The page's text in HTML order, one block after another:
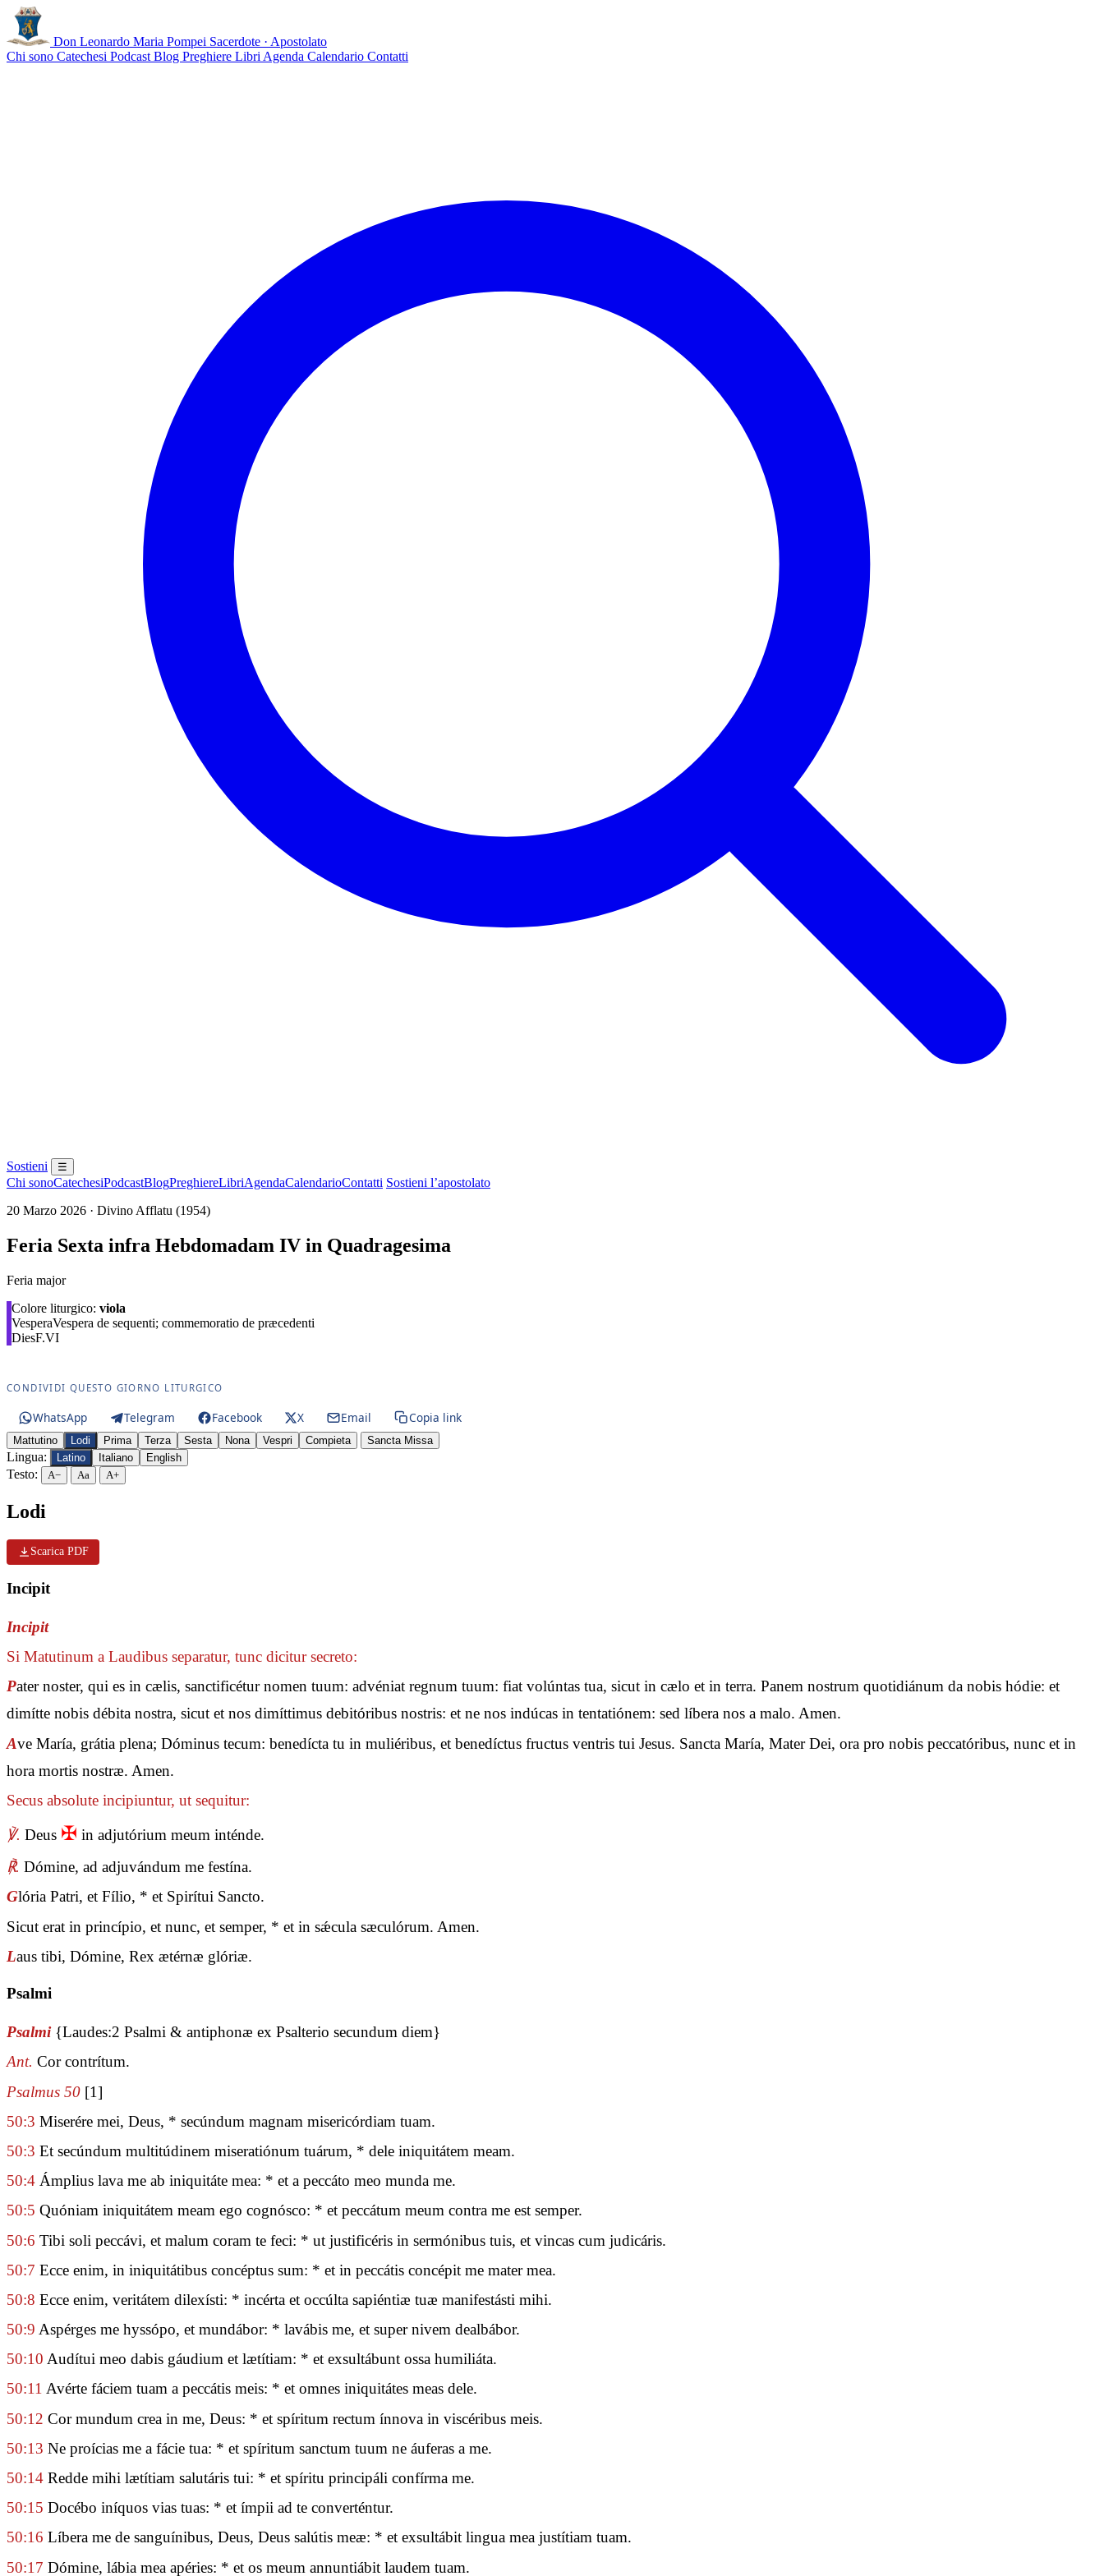
Don Leonardo Maria Pompei Sacerdote · Apostolato
Chi sono Catechesi Podcast Blog Preghiere Libri Agenda Calendario Contatti
Sostieni ☰
Chi sonoCatechesiPodcastBlogPreghiereLibriAgendaCalendarioContatti Sostieni l’apostolato
20 Marzo 2026 · Divino Afflatu (1954)
Feria Sexta infra Hebdomadam IV in Quadragesima
Feria major
Colore liturgico: viola
VesperaVespera de sequenti; commemoratio de præcedenti
DiesF.VI
CONDIVIDI QUESTO GIORNO LITURGICO
WhatsApp Telegram Facebook X Email Copia link
Mattutino Lodi Prima Terza Sesta Nona Vespri Compieta Sancta Missa
Lingua: Latino Italiano English
Testo: A− Aa A+
Lodi
Scarica PDF
Incipit
Incipit
Si Matutinum a Laudibus separatur, tunc dicitur secreto:
Pater noster, qui es in cælis, sanctificétur nomen tuum: advéniat regnum tuum: fiat volúntas tua, sicut in cælo et in terra. Panem nostrum quotidiánum da nobis hódie: et
dimítte nobis débita nostra, sicut et nos dimíttimus debitóribus nostris: et ne nos indúcas in tentatiónem: sed líbera nos a malo. Amen.
Ave María, grátia plena; Dóminus tecum: benedícta tu in muliéribus, et benedíctus fructus ventris tui Jesus. Sancta María, Mater Dei, ora pro nobis peccatóribus, nunc et in
hora mortis nostræ. Amen.
Secus absolute incipiuntur, ut sequitur:
℣. Deus ✠ in adjutórium meum inténde.
℟. Dómine, ad adjuvándum me festína.
Glória Patri, et Fílio, * et Spirítui Sancto.
Sicut erat in princípio, et nunc, et semper, * et in sǽcula sæculórum. Amen.
Laus tibi, Dómine, Rex ætérnæ glóriæ.
Psalmi
Psalmi {Laudes:2 Psalmi & antiphonæ ex Psalterio secundum diem}
Ant. Cor contrítum.
Psalmus 50 [1]
50:3 Miserére mei, Deus, * secúndum magnam misericórdiam tuam.
50:3 Et secúndum multitúdinem miseratiónum tuárum, * dele iniquitátem meam.
50:4 Ámplius lava me ab iniquitáte mea: * et a peccáto meo munda me.
50:5 Quóniam iniquitátem meam ego cognósco: * et peccátum meum contra me est semper.
50:6 Tibi soli peccávi, et malum coram te feci: * ut justificéris in sermónibus tuis, et vincas cum judicáris.
50:7 Ecce enim, in iniquitátibus concéptus sum: * et in peccátis concépit me mater mea.
50:8 Ecce enim, veritátem dilexísti: * incérta et occúlta sapiéntiæ tuæ manifestásti mihi.
50:9 Aspérges me hyssópo, et mundábor: * lavábis me, et super nivem dealbábor.
50:10 Audítui meo dabis gáudium et lætítiam: * et exsultábunt ossa humiliáta.
50:11 Avérte fáciem tuam a peccátis meis: * et omnes iniquitátes meas dele.
50:12 Cor mundum crea in me, Deus: * et spíritum rectum ínnova in viscéribus meis.
50:13 Ne proícias me a fácie tua: * et spíritum sanctum tuum ne áuferas a me.
50:14 Redde mihi lætítiam salutáris tui: * et spíritu principáli confírma me.
50:15 Docébo iníquos vias tuas: * et ímpii ad te converténtur.
50:16 Líbera me de sanguínibus, Deus, Deus salútis meæ: * et exsultábit lingua mea justítiam tuam.
50:17 Dómine, lábia mea apéries: * et os meum annuntiábit laudem tuam.